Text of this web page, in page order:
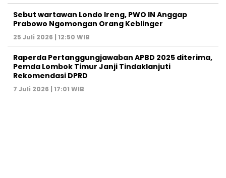
Sebut wartawan Londo Ireng, PWO IN Anggap
Prabowo Ngomongan Orang Keblinger
25 Juli 2026 | 12:50 WIB
Raperda Pertanggungjawaban APBD 2025 diterima,
Pemda Lombok Timur Janji Tindaklanjuti
Rekomendasi DPRD
7 Juli 2026 | 17:01 WIB